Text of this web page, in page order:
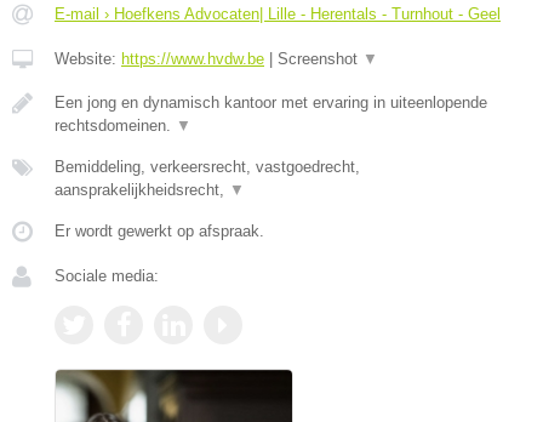
E-mail › Hoefkens Advocaten| Lille - Herentals - Turnhout - Geel
Website: https://www.hvdw.be | Screenshot ▼
Een jong en dynamisch kantoor met ervaring in uiteenlopende
rechtsdomeinen.
▼
Bemiddeling, verkeersrecht, vastgoedrecht,
aansprakelijkheidsrecht,
▼
Er wordt gewerkt op afspraak.
Sociale media: